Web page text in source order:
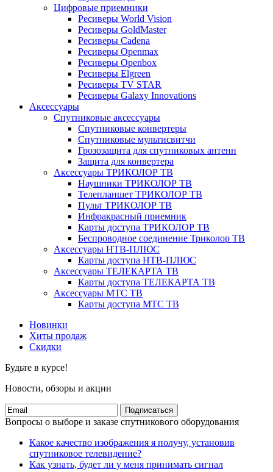
Цифровые приемники
Ресиверы World Vision
Ресиверы GoldMaster
Ресиверы Cadena
Ресиверы Openmax
Ресиверы Openbox
Ресиверы Elgreen
Ресиверы TV STAR
Ресиверы Galaxy Innovations
Аксессуары
Спутниковые аксессуары
Спутниковые конвертеры
Спутниковые мультисвитчи
Грозозащита для спутниковых антенн
Защита для конвертера
Аксессуары ТРИКОЛОР ТВ
Наушники ТРИКОЛОР ТВ
Телепланшет ТРИКОЛОР ТВ
Пульт ТРИКОЛОР ТВ
Инфракрасный приемник
Карты доступа ТРИКОЛОР ТВ
Беспроводное соединение Триколор ТВ
Аксессуары НТВ-ПЛЮС
Карты доступа НТВ-ПЛЮС
Аксессуары ТЕЛЕКАРТА ТВ
Карты доступа ТЕЛЕКАРТА ТВ
Аксессуары МТС ТВ
Карты доступа МТС ТВ
Новинки
Хиты продаж
Скидки
Будьте в курсе!
Новости, обзоры и акции
Подписаться
Вопросы о выборе и заказе спутникового оборудования
Какое качество изображения я получу, установив
спутниковое телевидение?
Как узнать, будет ли у меня принимать сигнал